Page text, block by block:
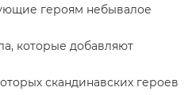
героям небывалое
которые добавляют
скандинавских героев